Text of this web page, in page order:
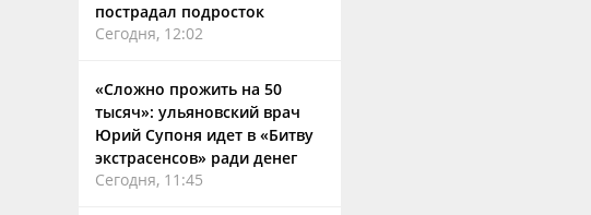
пострадал подросток
Сегодня, 12:02
«Сложно прожить на 50
тысяч»: ульяновский врач
Юрий Супоня идет в «Битву
экстрасенсов» ради денег
Сегодня, 11:45